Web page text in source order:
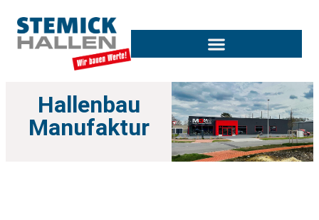
Hallenbau
Manufaktur